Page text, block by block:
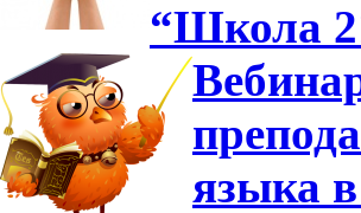
“Школа
языка